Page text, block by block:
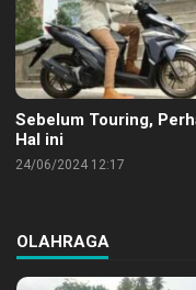
Sebelum Touring,
Hal ini
24/06/2024 12:17
OLAHRAGA